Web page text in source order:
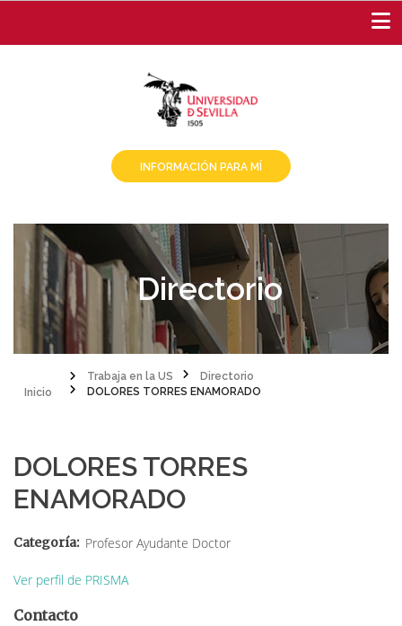
contenido
INFORMACIÓN PARA MÍ
Directorio
Sobrescribir
de
ayuda
a
navegación
Trabaja en la US
Directorio
DOLORES TORRES ENAMORADO
DOLORES TORRES
ENAMORADO
Categoría Profesor Ayudante Doctor
Ver perfil de PRISMA
Contacto